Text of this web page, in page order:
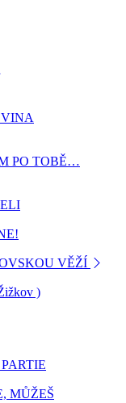
PO TOBĚ…
VĚŽÍ
)
MŮŽEŠ